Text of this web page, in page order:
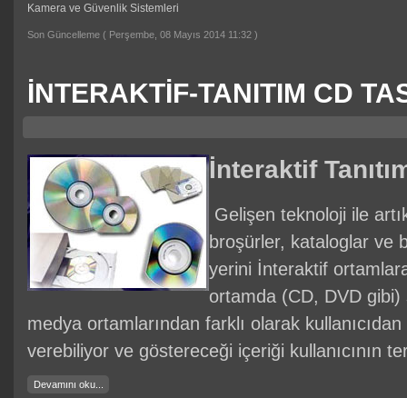
Kamera ve Güvenlik Sistemleri
Son Güncelleme ( Perşembe, 08 Mayıs 2014 11:32 )
İNTERAKTİF-TANITIM CD
İnteraktif
Gelişen teknoloji ile
broşürler, kataloglar ve
yerini İnteraktif
ortamda (CD, DVD gibi)
medya ortamlarından farklı olarak
verebiliyor ve göstereceği içeriği kullanıcının
Devamını oku...